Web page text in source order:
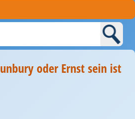
oder Ernst sein ist